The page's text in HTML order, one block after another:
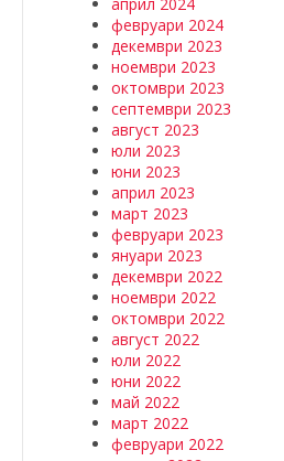
февруари 2024
декември 2023
ноември 2023
октомври 2023
септември 2023
август 2023
юли 2023
юни 2023
април 2023
март 2023
февруари 2023
януари 2023
декември 2022
ноември 2022
октомври 2022
август 2022
юли 2022
юни 2022
май 2022
март 2022
февруари 2022